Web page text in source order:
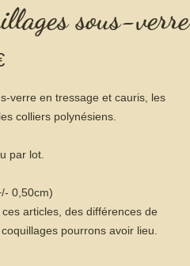
sous-verre
Prix
verre en tressage et cauris, les
colliers polynésiens.
par lot.
0,50cm)
articles, des différences de
pourrons avoir lieu.